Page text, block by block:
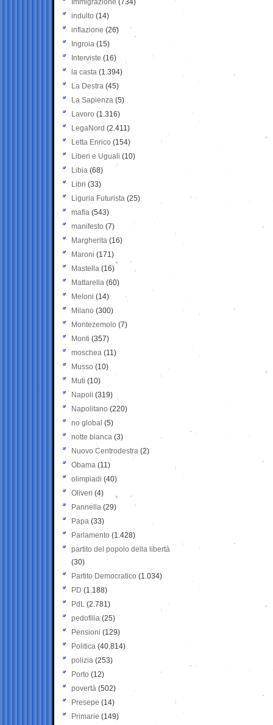
Immigrazione (734)
indulto (14)
inflazione (26)
Ingroia (15)
Interviste (16)
la casta (1.394)
La Destra (45)
La Sapienza (5)
Lavoro (1.316)
LegaNord (2.411)
Letta Enrico (154)
Liberi e Uguali (10)
Libia (68)
Libri (33)
Liguria Futurista (25)
mafia (543)
manifesto (7)
Margherita (16)
Maroni (171)
Mastella (16)
Mattarella (60)
Meloni (14)
Milano (300)
Montezemolo (7)
Monti (357)
moschea (11)
Musso (10)
Muti (10)
Napoli (319)
Napolitano (220)
no global (5)
notte bianca (3)
Nuovo Centrodestra (2)
Obama (11)
olimpiadi (40)
Oliveri (4)
Pannella (29)
Papa (33)
Parlamento (1.428)
partito del popolo della libertà
(30)
Partito Democratico (1.034)
PD (1.188)
PdL (2.781)
pedofilia (25)
Pensioni (129)
Politica (40.814)
polizia (253)
Porto (12)
povertà (502)
Presepe (14)
Primarie (149)